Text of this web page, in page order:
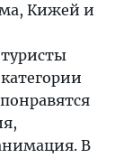
Кижей и
В